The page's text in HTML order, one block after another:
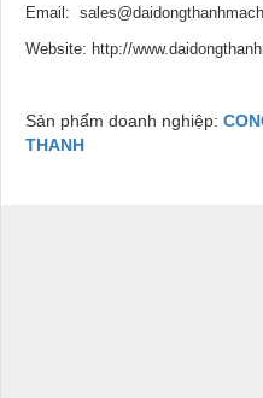
Email:
Website: http://
Sản phẩm doanh nghiệp:
THANH